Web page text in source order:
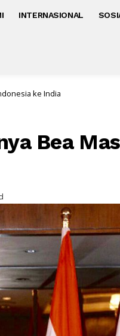
INTERNASIONAL
ke India
Bea